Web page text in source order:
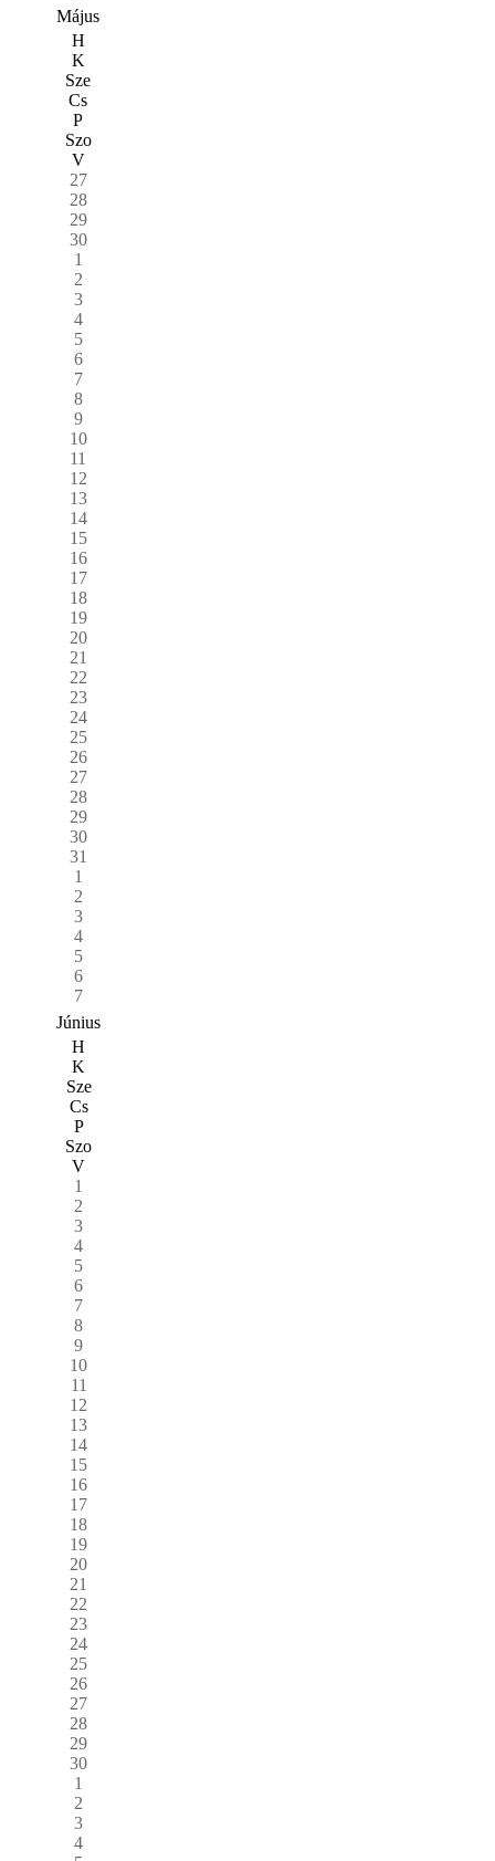
Május
H
K
Sze
Cs
P
Szo
V
27
28
29
30
1
2
3
4
5
6
7
8
9
10
11
12
13
14
15
16
17
18
19
20
21
22
23
24
25
26
27
28
29
30
31
1
2
3
4
5
6
7
Június
H
K
Sze
Cs
P
Szo
V
1
2
3
4
5
6
7
8
9
10
11
12
13
14
15
16
17
18
19
20
21
22
23
24
25
26
27
28
29
30
1
2
3
4